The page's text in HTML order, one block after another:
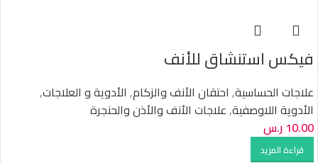
فيكس استنشاق للأنف
علاجات الحساسية, احتقان الأنف والزكام, الأدوية و العلاجات,
الأدوية اللاوصفية,علاجات الأنف والأذن والحنجرة
10.00 ر.س
قراءة المزيد